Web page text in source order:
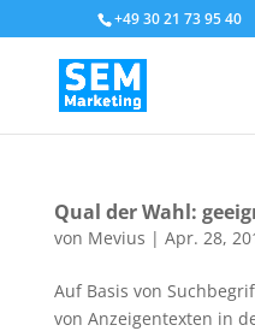
+49 30 21 73 95 40
Qual der Wahl:
von Mevius | Apr. 28,
Auf Basis von
von Anzeigentexten in